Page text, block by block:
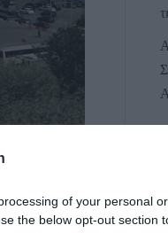
of your personal or
the below opt-out section